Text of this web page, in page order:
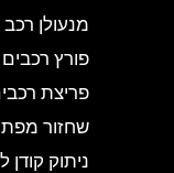
מנעולן רכב
פורץ רכבים
פריצת רכבים
שחזור מפתח
ניתוק קודן לרכב